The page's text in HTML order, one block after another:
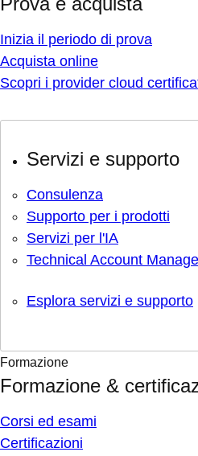
Inizia il periodo di prova
Acquista online
Scopri i provider cloud
Servizi e supporto
Consulenza
Supporto per i prodotti
Servizi per l'IA
Technical Account
Esplora servizi e supporto
Formazione
Formazione &
Corsi ed esami
Certificazioni